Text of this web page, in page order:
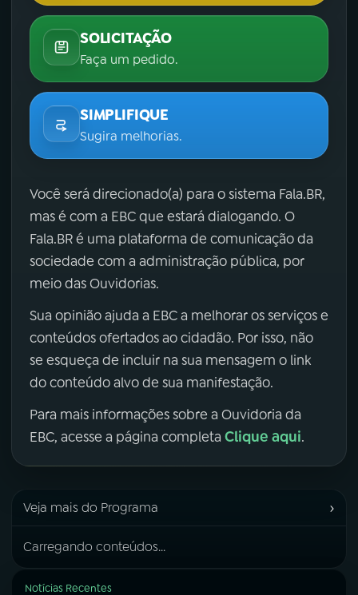
SOLICITAÇÃO
Faça um pedido.
SIMPLIFIQUE
Sugira melhorias.
Você será direcionado(a) para o sistema Fala.BR,
mas é com a EBC que estará dialogando. O
Fala.BR é uma plataforma de comunicação da
sociedade com a administração pública, por
meio das Ouvidorias.
Sua opinião ajuda a EBC a melhorar os serviços e
conteúdos ofertados ao cidadão. Por isso, não
se esqueça de incluir na sua mensagem o link
do conteúdo alvo de sua manifestação.
Para mais informações sobre a Ouvidoria da
EBC, acesse a página completa Clique aqui.
Veja mais do Programa ›
Carregando conteúdos...
Notícias Recentes